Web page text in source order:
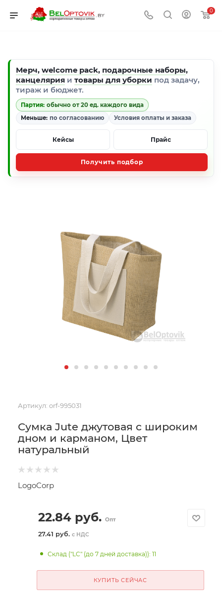
0
Мерч, welcome pack, подарочные наборы,
канцелярия и товары для уборки под задачу,
тираж и бюджет.
Партия: обычно от 20 ед. каждого вида
Меньше: по согласованию Условия оплаты и заказа
Кейсы Прайс
Получить подбор
Артикул: orf-995031
Сумка Jute джутовая с широким
дном и карманом, Цвет
натуральный
LogoCorp
22.84руб. Опт
27.41 руб. с НДС
Склад ("LC" (до 7 дней доставка)): 11
КУПИТЬ СЕЙЧАС